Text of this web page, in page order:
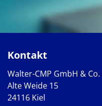
Kontakt
Walter-CMP GmbH & Co.
Alte Weide 15
24116 Kiel